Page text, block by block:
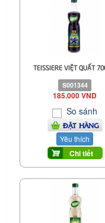
TEISSIERE VIỆT QUẤT
S001344
185.000 VND
So sánh
ĐẶT HÀNG
Yêu thích
Chi tiết